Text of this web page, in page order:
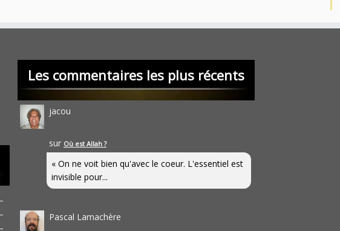
Les commentaires les plus récents
jacou
sur Où est Allah ?
« On ne voit bien qu'avec le coeur. L'essentiel est
invisible pour...
Pascal Lamachère